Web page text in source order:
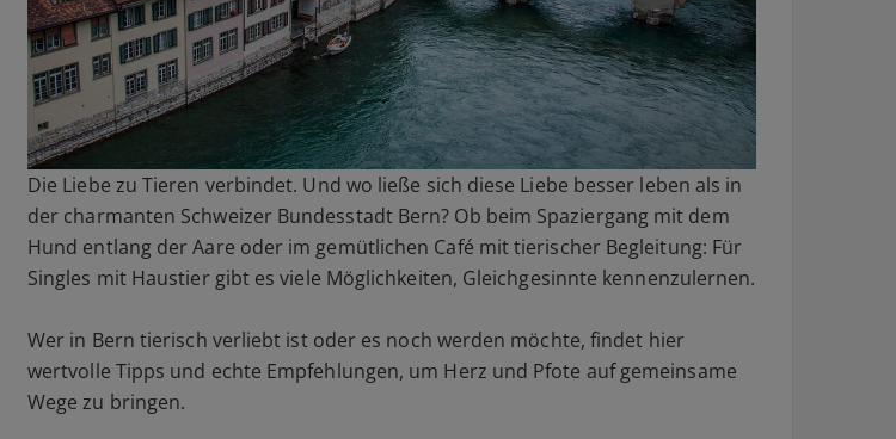
Die Liebe zu Tieren verbindet. Und wo ließe sich diese Liebe besser leben als in
der charmanten Schweizer Bundesstadt Bern? Ob beim Spaziergang mit dem
Hund entlang der Aare oder im gemütlichen Café mit tierischer Begleitung: Für
Singles mit Haustier gibt es viele Möglichkeiten, Gleichgesinnte kennenzulernen.
Wer in Bern tierisch verliebt ist oder es noch werden möchte, findet hier
wertvolle Tipps und echte Empfehlungen, um Herz und Pfote auf gemeinsame
Wege zu bringen.